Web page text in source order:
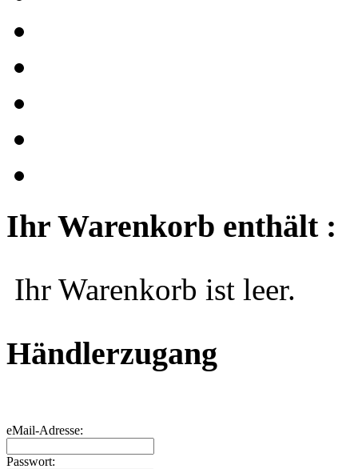
Ihr Warenkorb enthält :
Ihr Warenkorb ist leer.
Händlerzugang
eMail-Adresse:
Passwort: